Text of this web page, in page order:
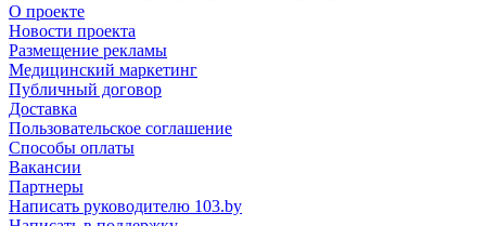
О проекте
Новости проекта
Размещение рекламы
Медицинский маркетинг
Публичный договор
Доставка
Пользовательское соглашение
Способы оплаты
Вакансии
Партнеры
Написать руководителю 103.by